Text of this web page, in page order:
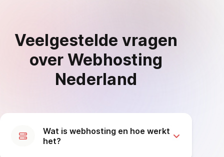
Veelgestelde vragen
over Webhosting
Nederland
Wat is webhosting en hoe werkt
het?